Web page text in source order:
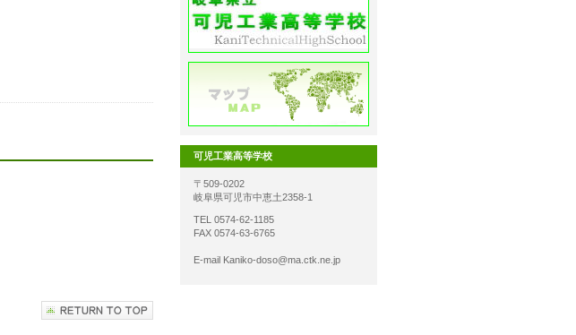
可児工業高等学校
〒509-0202
岐阜県可児市中恵土2358-1
TEL 0574-62-1185
FAX 0574-63-6765
E-mail Kaniko-doso@ma.ctk.ne.jp